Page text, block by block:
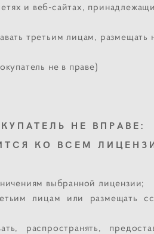
и веб-сайтах,
третьим лицам, размещать
не в праве)
НЕ ВПРАВЕ:
КО ВСЕМ
выбранной лицензии;
лицам или размещать
распространять,